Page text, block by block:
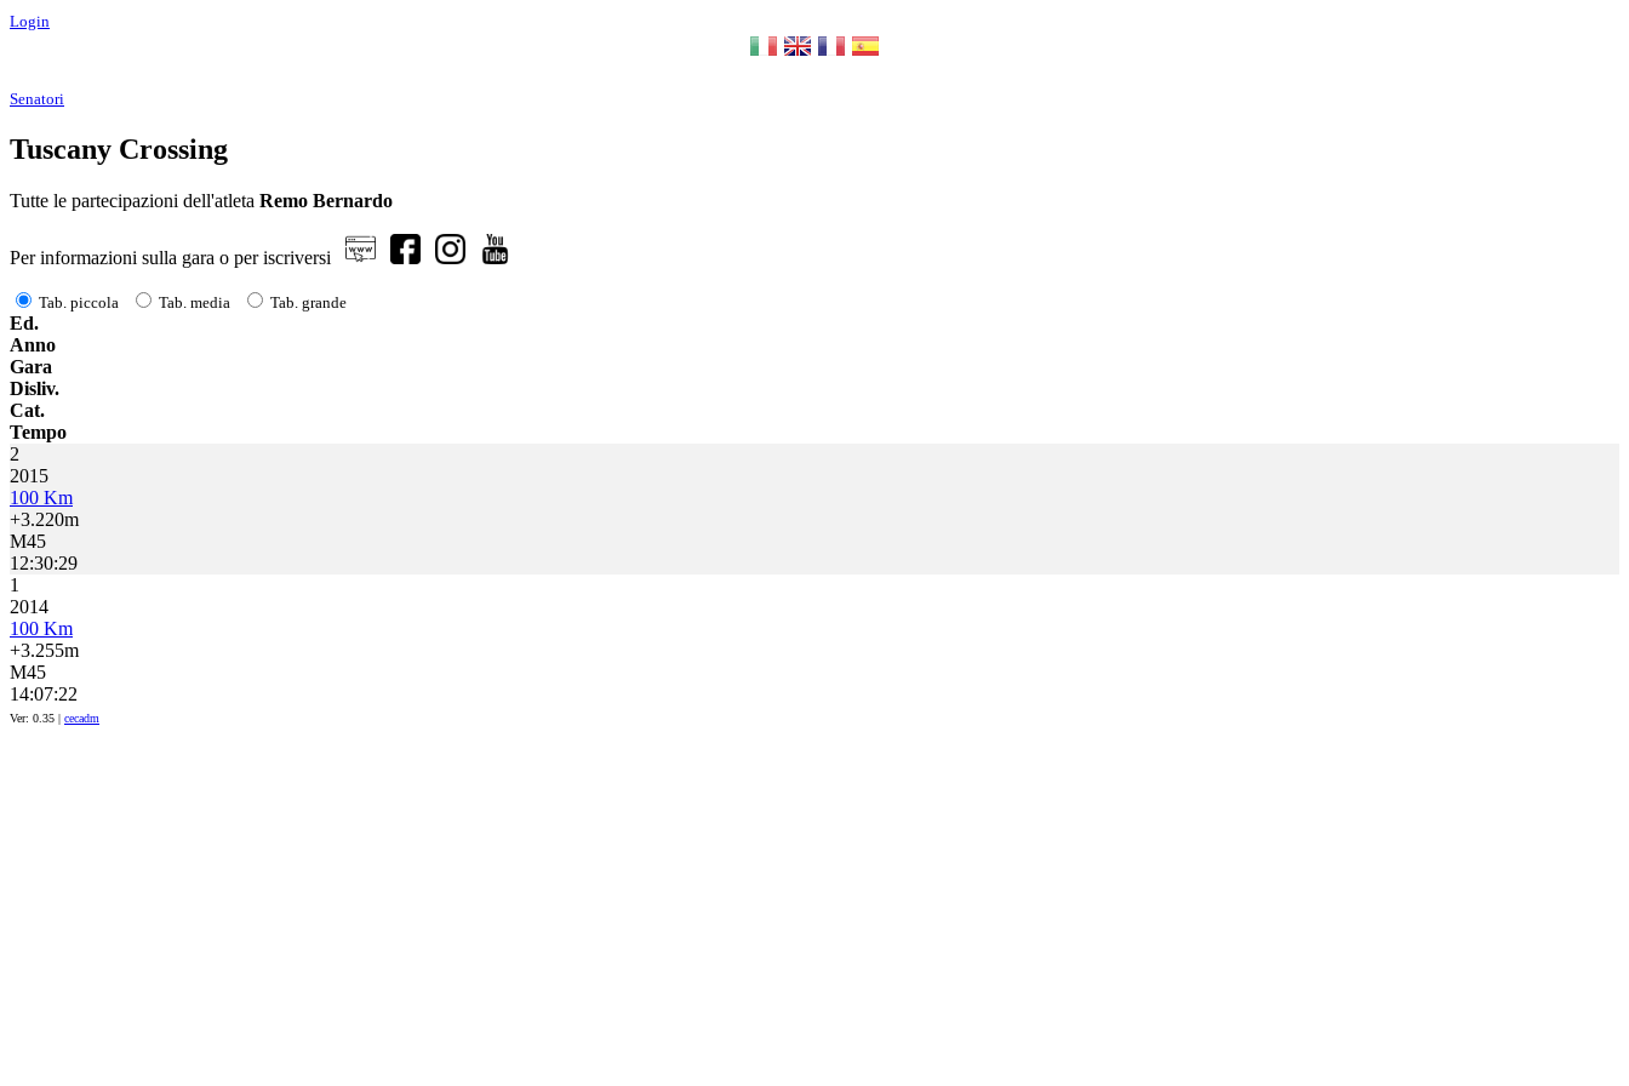
Login
Senatori
Tuscany Crossing
Tutte le partecipazioni dell'atleta Remo Bernardo
Per informazioni sulla gara o per iscriversi
Tab. piccola Tab. media Tab. grande
Ed.
Anno
Gara
Disliv.
Cat.
Tempo
2
2015
100 Km
+3.220m
M45
12:30:29
1
2014
100 Km
+3.255m
M45
14:07:22
Ver: 0.35 | cecadm